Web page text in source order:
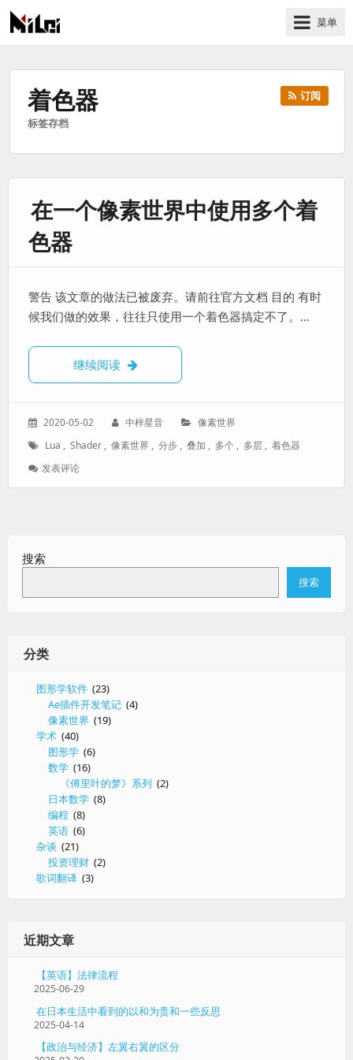
有
技
菜单
着色器
标签存档
订阅
在一个像素世界中使用多个着
色器
警告 该文章的做法已被废弃。请前往官方文档 目的 有时
候我们做的效果，往往只使用一个着色器搞定不了。…
继续阅读 在一个像素世界中使用多个着色器
发
于：
2020-05-02
作
中梓星音
分
像素世界
标
Lua , Shader , 像素世界 , 分步 , 叠加 , 多个 , 多层 , 着色器
发表评论: 在
中
用
搜索
搜索
分类
图形学软件 (23)
Ae插件开发笔记 (4)
像素世界 (19)
学术 (40)
图形学 (6)
数学 (16)
《傅里叶的梦》系列 (2)
日本数学 (8)
编程 (8)
英语 (6)
杂谈 (21)
投资理财 (2)
歌词翻译 (3)
近期文章
【英语】法律流程
2025-06-29
在日本生活中看到的以和为贵和一些反思
2025-04-14
【政治与经济】左翼右翼的区分